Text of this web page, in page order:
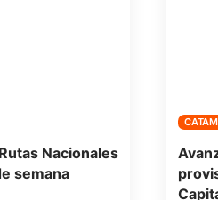
Nacionales
semana